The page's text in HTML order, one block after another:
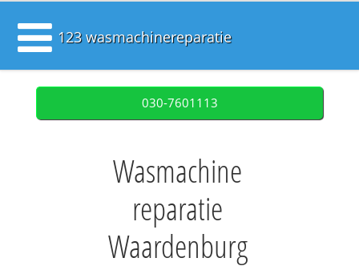
123 wasmachinereparatie
030-7601113
Wasmachine
reparatie
Waardenburg